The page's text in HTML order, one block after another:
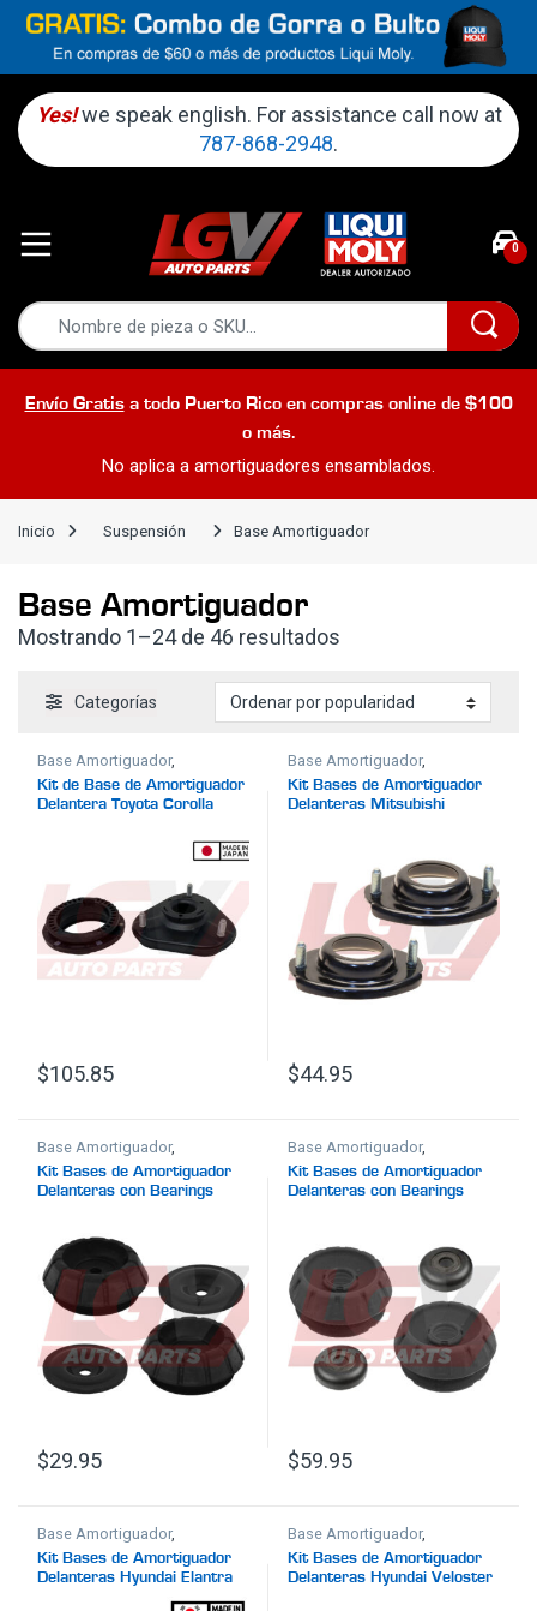
Yes! we speak english. For assistance call now at
787-868-2948.
0
Envío Gratisa todo Puerto Rico en compras online de $100
o más.
No aplica a amortiguadores ensamblados.
Inicio Suspensión Base Amortiguador
Base Amortiguador
Mostrando 1–24 de 46 resultados
Categorías
Base Amortiguador,
Suspensión
Kit de Base de Amortiguador
Delantera Toyota Corolla
$105.85
Base Amortiguador,
Suspensión
Kit Bases de Amortiguador
Delanteras Mitsubishi
$44.95
Base Amortiguador,
Suspensión
Kit Bases de Amortiguador
Delanteras con Bearings
$29.95
Base Amortiguador,
Suspensión
Kit Bases de Amortiguador
Delanteras con Bearings
$59.95
Base Amortiguador,
Suspensión
Kit Bases de Amortiguador
Delanteras Hyundai Elantra
Base Amortiguador,
Suspensión
Kit Bases de Amortiguador
Delanteras Hyundai Veloster